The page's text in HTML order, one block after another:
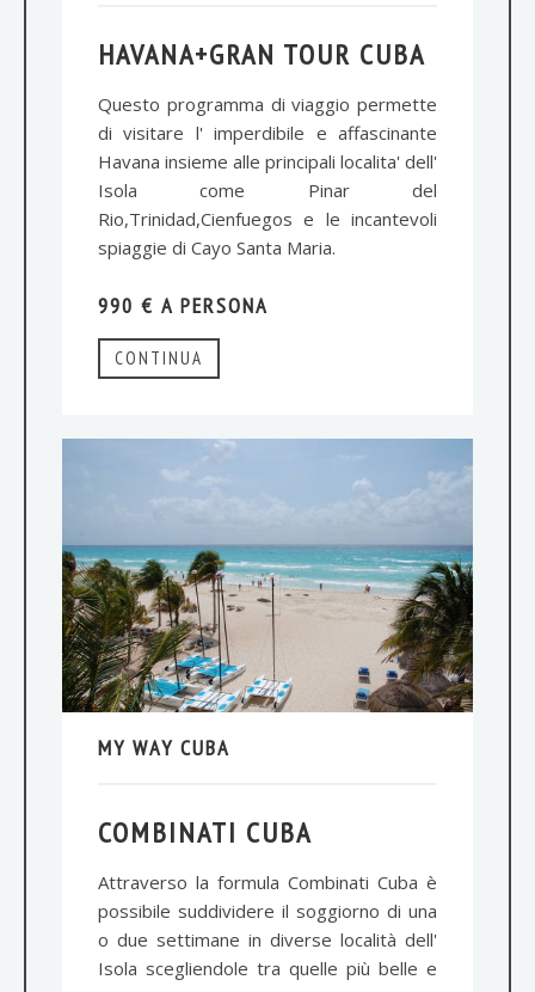
HAVANA+GRAN TOUR CUBA
Questo programma di viaggio permette
di visitare l' imperdibile e affascinante
Havana insieme alle principali localita' dell'
Isola come Pinar del
Rio,Trinidad,Cienfuegos e le incantevoli
spiaggie di Cayo Santa Maria.
990 € A PERSONA
CONTINUA
MY WAY CUBA
COMBINATI CUBA
Attraverso la formula Combinati Cuba è
possibile suddividere il soggiorno di una
o due settimane in diverse località dell'
Isola scegliendole tra quelle più belle e